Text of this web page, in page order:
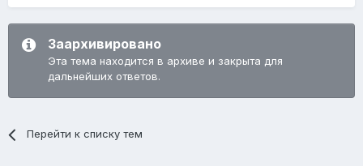
Заархивировано
Эта тема находится в архиве и закрыта для
дальнейших ответов.
Перейти к списку тем